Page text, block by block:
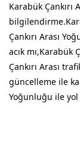
Karabük Çankırı
Çankırı Arası
acık mı,Karabük
Çankırı Arası
güncelleme ile
Yoğunluğu ile